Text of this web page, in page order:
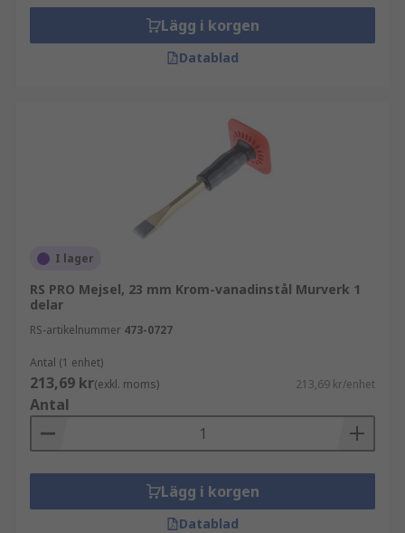
Lägg i korgen
Datablad
I lager
RS PRO Mejsel, 23 mm Krom-vanadinstål Murverk 1
delar
RS-artikelnummer 473-0727
Antal (1 enhet)
213,69 kr(exkl. moms) 213,69 kr/enhet
Antal
Lägg i korgen
Datablad